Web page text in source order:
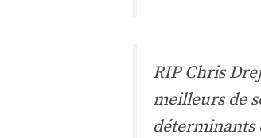
RIP Chris
meilleurs de
déterminants